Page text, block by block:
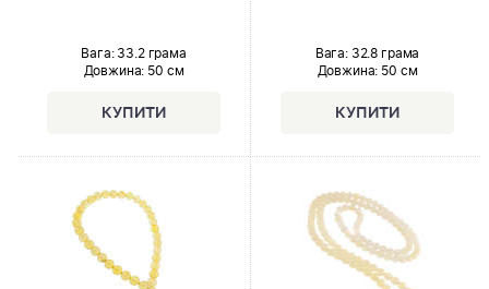
Вага: 33.2 грама
Довжина: 50 см
Вага: 32.8 грама
Довжина: 50 см